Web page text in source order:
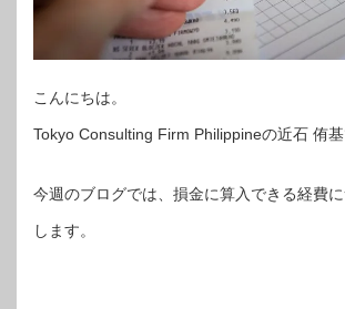
こんにちは。
Tokyo Consulting Firm Philippineの近石 侑基
今週のブログでは、損金に算入できる経費
します。